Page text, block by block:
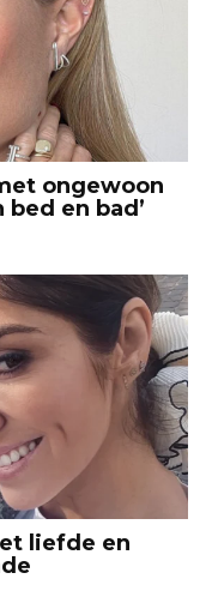
ongewoon
en bad’
liefde en